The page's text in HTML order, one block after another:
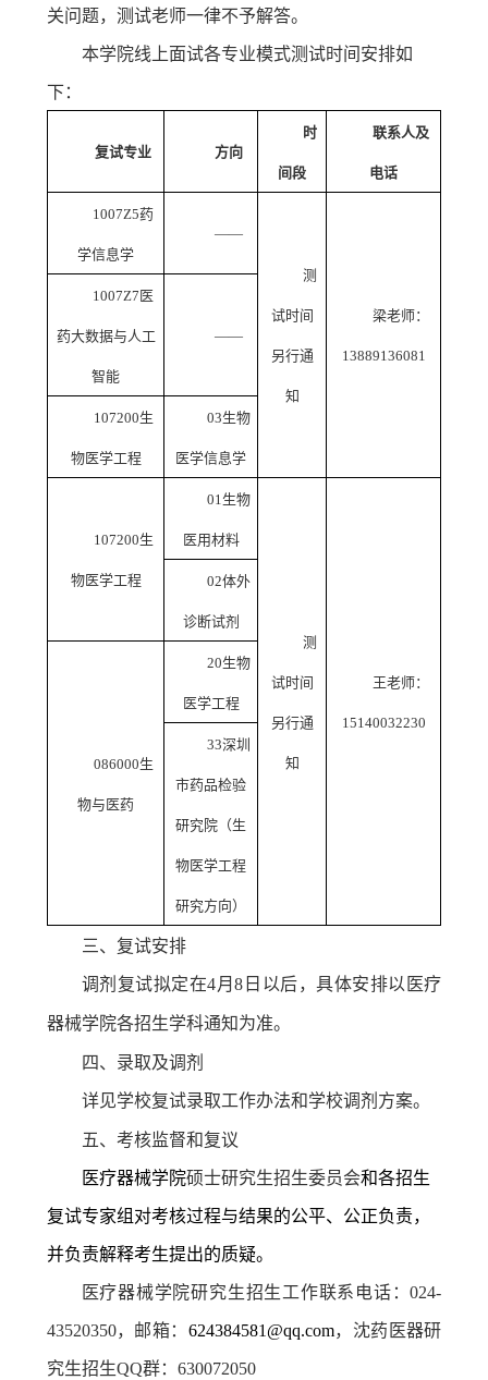
关问题，测试老师一律不予解答。
本学院线上面试各专业模式测试时间安排如
下：
复试专业 方向
时
间段
联系人及
电话
1007Z5药
学信息学
——
测
试时间
另行通
知
梁老师：
13889136081
1007Z7 医
药大数据与人工
智能
——
107200生
物医学工程
03生物
医学信息学
107200生
物医学工程
01生物
医用材料
测
试时间
另行通
知
王老师：
15140032230
02体外
诊断试剂
086000生
物与医药
20生物
医学工程
33深圳
市药品检验
研究院（生
物医学工程
研究方向）
三、复试安排
调剂复试拟定在4月8 日以后，具体安排以医疗
器械学院各招生学科通知为准。
四、录取及调剂
详见学校复试录取工作办法和学校调剂方案。
五、考核监督和复议
医疗器械学院硕士研究生招生委员会和各招生
复试专家组对考核过程与结果的公平、公正负责，
并负责解释考生提出的质疑。
医疗器械学院研究生招生工作联系电话：024-
43520350，邮箱： 624384581@qq.com，沈药医器研
究生招生QQ群： 630072050